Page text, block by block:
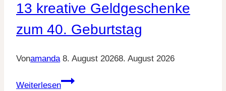
13 kreative Geldgeschenke
zum 40. Geburtstag
Vonamanda 8. August 20268. August 2026
Weiterlesen
13